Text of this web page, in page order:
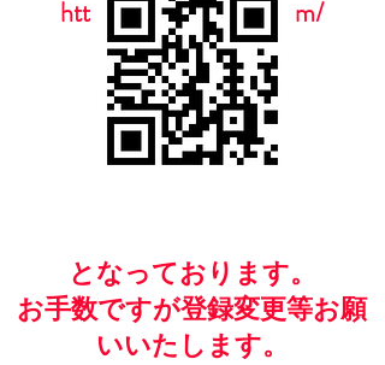
https://www.casailfc.com/
​となっております。
お手数ですが​登録変更等お願
いいたします。